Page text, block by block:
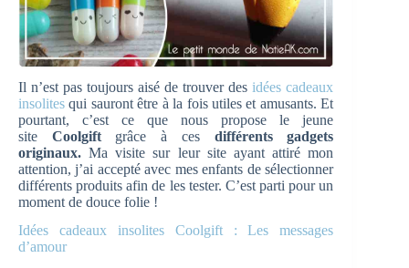
Il n’est pas toujours aisé de trouver desidées cadeaux
insolites qui sauront être à la fois utiles et amusants. Et
pourtant, c’est ce que nous propose le jeune
site Coolgiftgrâce à ces différents gadgets
originaux. Ma visite sur leur site ayant attiré mon
attention, j’ai accepté avec mes enfants de sélectionner
différents produits afin de les tester. C’est parti pour un
moment de douce folie !
Idées cadeaux insolites Coolgift : Les messages
d’amour